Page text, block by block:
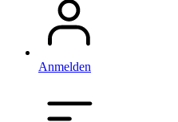
Anmelden